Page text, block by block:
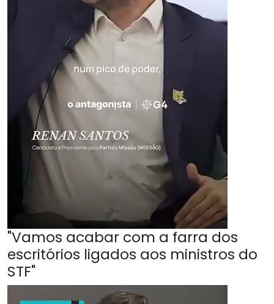
"Vamos acabar com a farra dos
escritórios ligados aos ministros do
STF"